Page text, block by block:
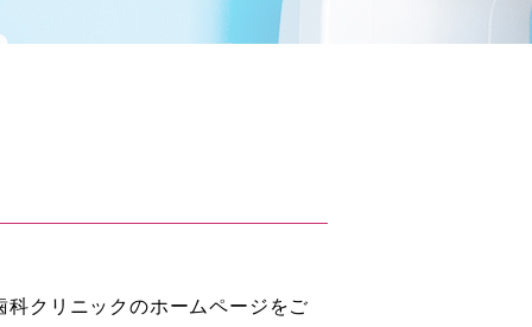
クリニックのホームページをご